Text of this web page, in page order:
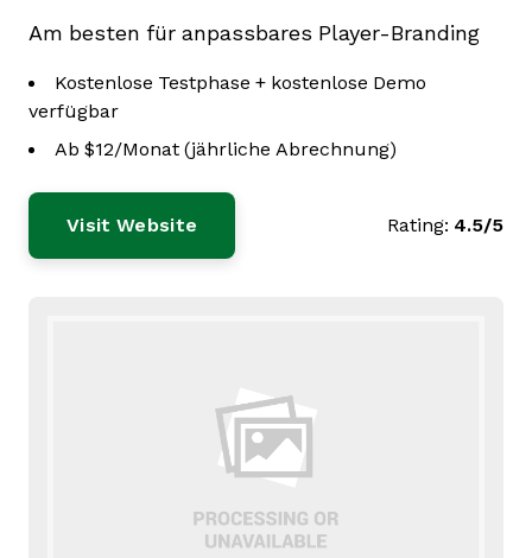
Am besten für anpassbares Player-Branding
Kostenlose Testphase + kostenlose Demo
verfügbar
Ab $12/Monat (jährliche Abrechnung)
Visit Website Rating: 4.5/5